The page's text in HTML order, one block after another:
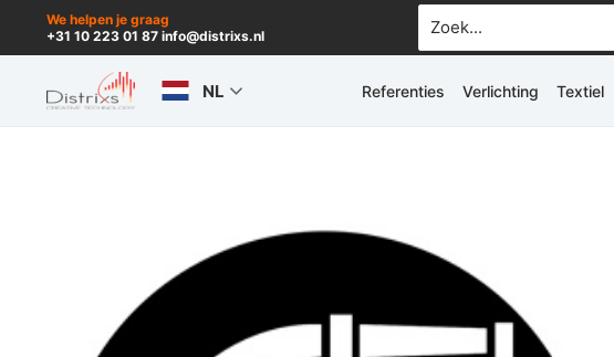
inhoud
We helpen je graag
+31 10 223 01 87 info@distrixs.nl
Zoek
naar:
NL Referenties Verlichting Textiel